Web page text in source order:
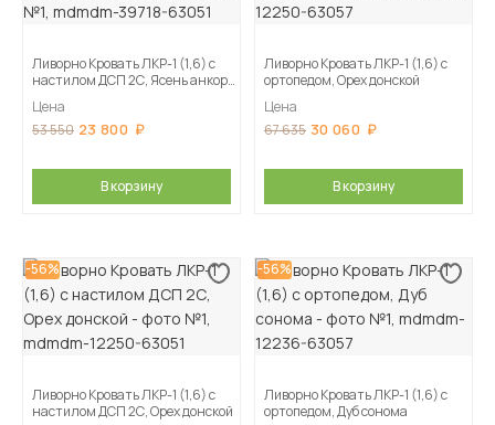
Ливорно Кровать ЛКР-1 (1,6) с
настилом ДСП 2С, Ясень анкор
Цена
53 550 23 800
В корзину
Ливорно Кровать ЛКР-1 (1,6) с
ортопедом, Орех донской
Цена
67 635 30 060
В корзину
-56%
Ливорно Кровать ЛКР-1 (1,6) с
настилом ДСП 2С, Орех донской
-56%
Ливорно Кровать ЛКР-1 (1,6) с
ортопедом, Дуб сонома